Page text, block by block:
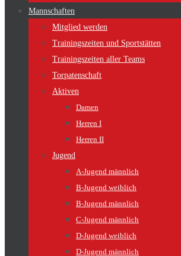
Mannschaften
Mitglied werden
Trainingszeiten und Sportstätten
Trainingszeiten aller Teams
Torpatenschaft
Aktiven
Damen
Herren I
Herren II
Jugend
A-Jugend männlich
B-Jugend weiblich
B-Jugend männlich
C-Jugend männlich
D-Jugend weiblich
D-Jugend männlich